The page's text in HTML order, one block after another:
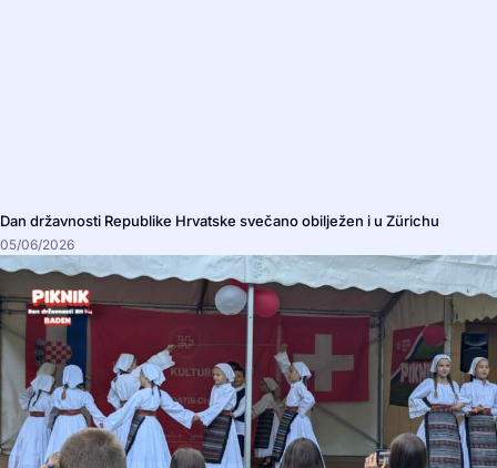
Dan državnosti Republike Hrvatske svečano obilježen i u Zürichu
05/06/2026